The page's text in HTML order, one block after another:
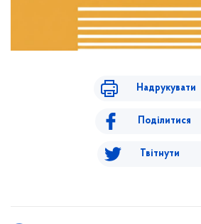
Надрукувати
Поділитися
Твітнути